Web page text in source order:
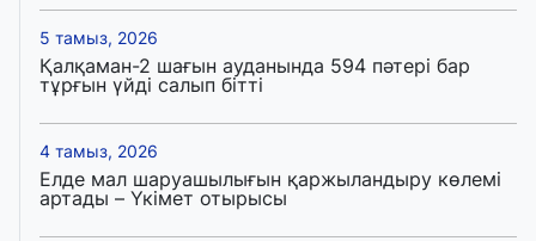
5 тамыз, 2026
Қалқаман-2 шағын ауданында 594 пәтері бар
тұрғын үйді салып бітті
4 тамыз, 2026
Елде мал шаруашылығын қаржыландыру көлемі
артады – Үкімет отырысы